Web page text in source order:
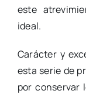
este
ideal.
Carácter y
esta serie de
por conservar